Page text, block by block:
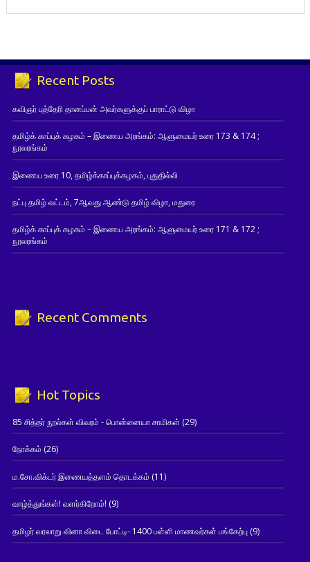
Recent Posts
கவிஞர் புத்தேரி தானப்பன் அவர்களுக்குப் பாராட்டு விழா
தமிழ்க் காப்புக் கழகம் – இணைய அரங்கம்: ஆளுமையர் உரை 173 & 174 ;
நூலரங்கம்
இணைய உரை 10, தமிழ்க்காப்புக்கழகம், புதுதில்லி
நட்பு தமிழ் வட்டம், 7ஆவது ஆண்டு தமிழ் விழா, மதுரை
தமிழ்க் காப்புக் கழகம் – இணைய அரங்கம்: ஆளுமையர் உரை 171 & 172 ;
நூலரங்கம்
Recent Comments
Hot Topics
85 சித்தர் நூல்கள் விவரம் - பொன்னையா சாமிகள் (29)
நோக்கம் (26)
ம.சோ.விக்டர் இணையத்தளம் தொடக்கம் (11)
வாழ்த்துங்கள்! வளர்கிறோம்! (9)
தமிழர் வரலாறு வினா விடை போட்டி- 1400 பள்ளி மாணவர்கள் பங்கேற்பு(9)